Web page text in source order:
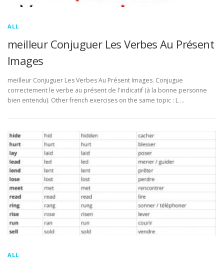
ALL
meilleur Conjuguer Les Verbes Au Présent
Images
meilleur Conjuguer Les Verbes Au Présent Images. Conjugue
correctement le verbe au présent de l'indicatif (à la bonne personne
bien entendu). Other french exercises on the same topic : L …
ALL